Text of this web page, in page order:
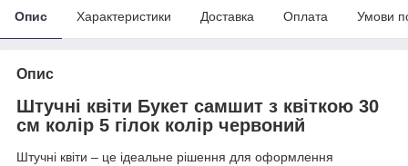
Опис Характеристики Доставка Оплата Умови
Опис
Штучні квіти Букет самшит з квіткою 30
см колір 5 гілок колір червоний
Штучні квіти – це ідеальне рішення для оформлення